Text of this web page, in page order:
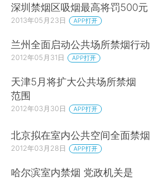
深圳禁烟区吸烟最高将罚500元
2013年05月23日 APP打开
兰州全面启动公共场所禁烟行动
2012年05月31日 APP打开
天津5月将扩大公共场所禁烟
范围
2012年03月30日 APP打开
北京拟在室内公共空间全面禁烟
2012年03月28日 APP打开
哈尔滨室内禁烟 党政机关是